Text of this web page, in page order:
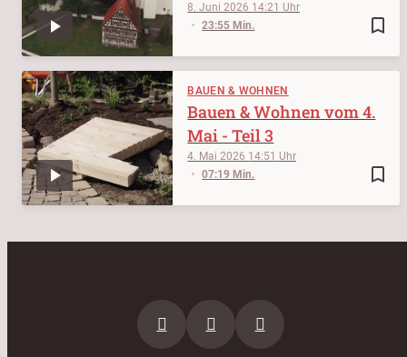
bookmark_border
8. Juni 2026 14:21
23:55 Min.
BAUEN & WOHNEN
bookmark_border
4. Mai 2026 14:51
07:19 Min.
Bauen & Wohnen vom 4.
Mai - Teil 3